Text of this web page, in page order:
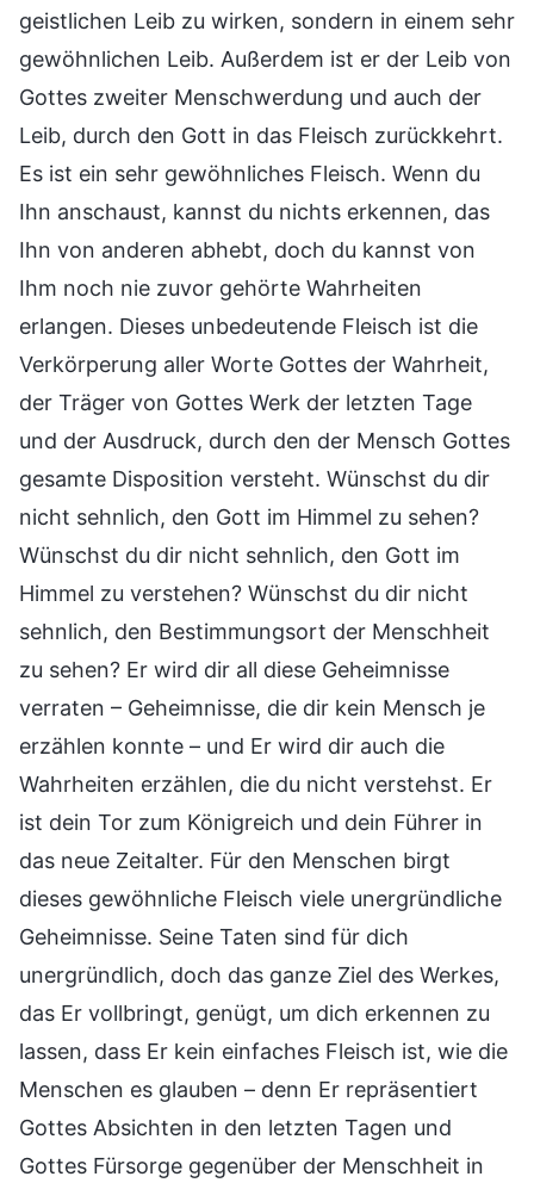
geistlichen Leib zu wirken, sondern in einem sehr
gewöhnlichen Leib. Außerdem ist er der Leib von
Gottes zweiter Menschwerdung und auch der
Leib, durch den Gott in das Fleisch zurückkehrt.
Es ist ein sehr gewöhnliches Fleisch. Wenn du
Ihn anschaust, kannst du nichts erkennen, das
Ihn von anderen abhebt, doch du kannst von
Ihm noch nie zuvor gehörte Wahrheiten
erlangen. Dieses unbedeutende Fleisch ist die
Verkörperung aller Worte Gottes der Wahrheit,
der Träger von Gottes Werk der letzten Tage
und der Ausdruck, durch den der Mensch Gottes
gesamte Disposition versteht. Wünschst du dir
nicht sehnlich, den Gott im Himmel zu sehen?
Wünschst du dir nicht sehnlich, den Gott im
Himmel zu verstehen? Wünschst du dir nicht
sehnlich, den Bestimmungsort der Menschheit
zu sehen? Er wird dir all diese Geheimnisse
verraten – Geheimnisse, die dir kein Mensch je
erzählen konnte – und Er wird dir auch die
Wahrheiten erzählen, die du nicht verstehst. Er
ist dein Tor zum Königreich und dein Führer in
das neue Zeitalter. Für den Menschen birgt
dieses gewöhnliche Fleisch viele unergründliche
Geheimnisse. Seine Taten sind für dich
unergründlich, doch das ganze Ziel des Werkes,
das Er vollbringt, genügt, um dich erkennen zu
lassen, dass Er kein einfaches Fleisch ist, wie die
Menschen es glauben – denn Er repräsentiert
Gottes Absichten in den letzten Tagen und
Gottes Fürsorge gegenüber der Menschheit in